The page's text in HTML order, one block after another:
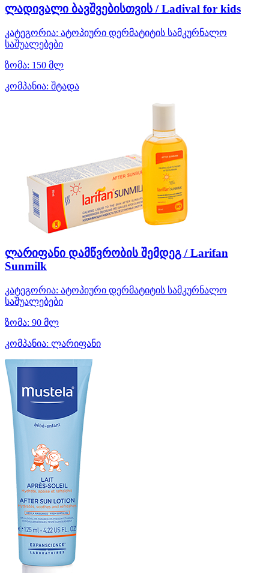
ლადივალი ბავშვებისთვის / Ladival for kids
კატეგორია: ატოპიური დერმატიტის სამკურნალო
საშუალებები
ზომა: 150 მლ
კომპანია: შტადა
ლარიფანი დამწვრობის შემდეგ / Larifan
Sunmilk
კატეგორია: ატოპიური დერმატიტის სამკურნალო
საშუალებები
ზომა: 90 მლ
კომპანია: ლარიფანი